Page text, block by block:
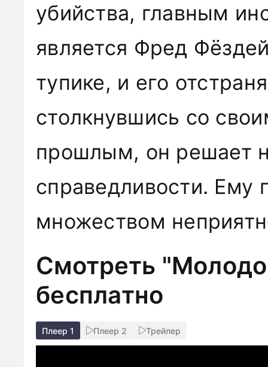
убийства, главным
является Фред
тупике, и его
столкнувшись со
прошлым, он решает
справедливости. Ему
множеством
Смотреть
бесплатно
Плеер 1 Плеер 2 Трейлер